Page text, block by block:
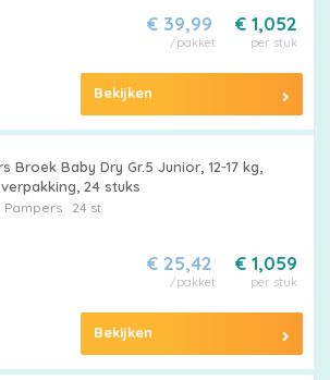
€ 1,052
per stuk
€ 39,99
/pakket
Bekijken
Broek Baby Dry Gr.5 Junior, 12-17 kg,
24 stuks
Pampers24 st
€ 1,059
per stuk
€ 25,42
/pakket
Bekijken